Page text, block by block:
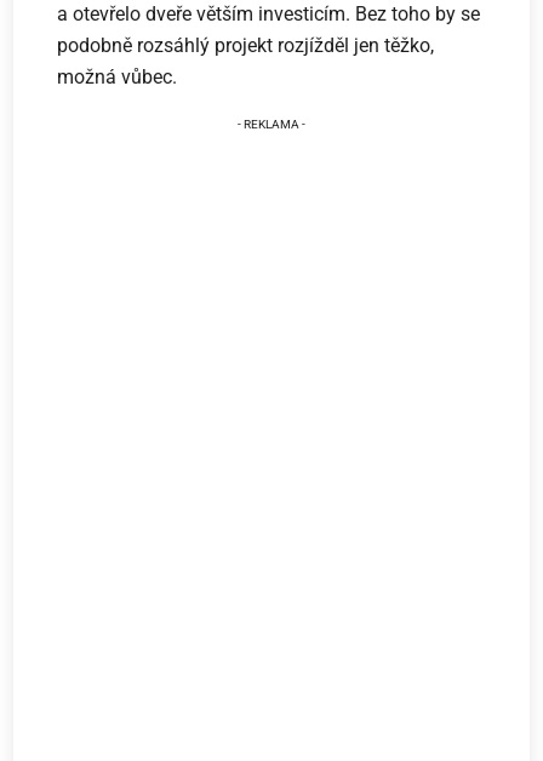
a otevřelo dveře větším investicím. Bez toho by se
podobně rozsáhlý projekt rozjížděl jen těžko,
možná vůbec.